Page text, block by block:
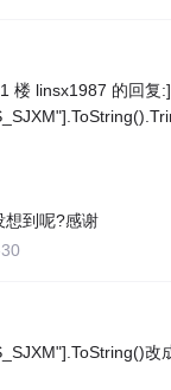
楼 linsx1987 的回复:]
想到呢?感谢
改